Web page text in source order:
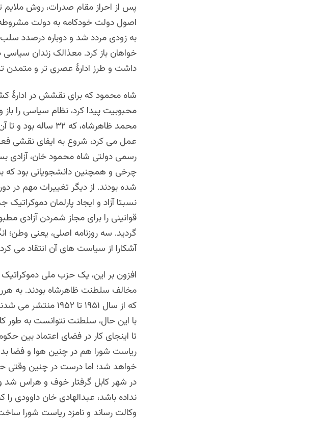
پس از احراز مقام صدرات، روش
اصول دولت خودکامه به دولت
به زودی مردد شد و دوباره درصدد سلب
خواهان باز کرد. معذالک زندان سیاسی
داشت و طرز ادارۀ عصری تر و متمدن تر
شاه محمود که برای نقشش در ادارۀ
محبوبیت پیدا کرد، نظام سیاسی را باز
محمد ظاهرشاه، که
عمل می کرد، شروع به ایفای نقشی
رسمی دولتی شاه محمود خان، آزادی
شده بودند. از دیگر تغییرات مهم در
قوانینی را برای مجاز شمردن آزادی
گردید. سه روزنامه اصلی، یعنی وطن؛
آشکارا از سیاست‌ های آن انتقاد می
افزون بر این، یک حزب ملی
مخالف سلطنت ظاهرشاه بودند. به
که از سال ۱۹۵۱ تا
با این حال، سلطنت نتوانست به طور
تا اینجای کار در فضای اعتماد
ریاست شورا هم در چنین هوا و فضا
خواهد شد؛ اما درست در چنین وقتی
در شهر کابل گرفتار خوف و هراس شد
نداده باشد، عبدالهادی خان داوودی
وکالت رساند و نامزد ریاست شورا